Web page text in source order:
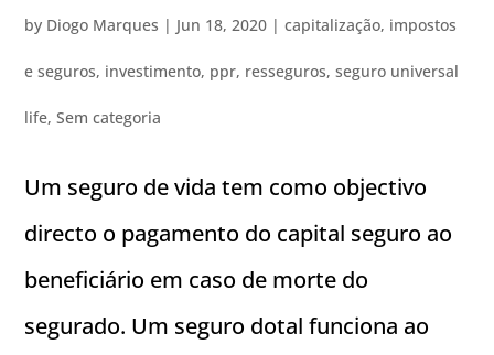
by Diogo Marques | Jun 18, 2020 |capitalização, impostos
e seguros, investimento, ppr, resseguros,seguro universal
life,Sem categoria
Um seguro de vida tem como objectivo
directo o pagamento do capital seguro ao
beneficiário em caso de morte do
segurado. Um seguro dotal funciona ao